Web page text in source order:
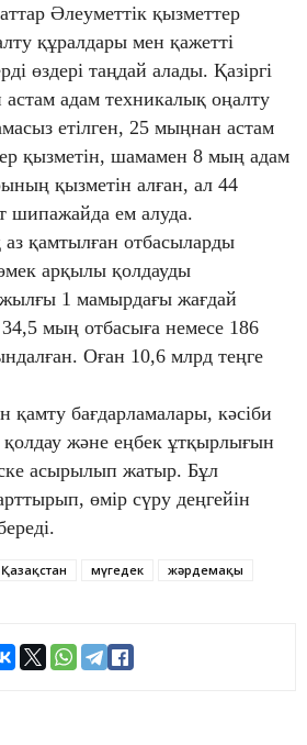
Әлеуметтік қызметтер
құралдары мен қажетті
өздері таңдай алады. Қазіргі
адам техникалық оңалту
етілген, 25 мыңнан астам
қызметін, шамамен 8 мың адам
қызметін алған, ал 44
шипажайда ем алуда.
қамтылған отбасыларды
арқылы қолдауды
1 мамырдағы жағдай
мың отбасыға немесе 186
Оған 10,6 млрд теңге
қамту бағдарламалары, кәсіби
қолдау және еңбек ұтқырлығын
асырылып жатыр. Бұл
өмір сүру деңгейін
Қазақстан мүгедек жәрдемақы